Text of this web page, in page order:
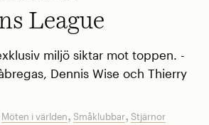
League
miljö siktar mot toppen.
Dennis Wise och Thierry
Möten i världen,Småklubbar,Stjärnor